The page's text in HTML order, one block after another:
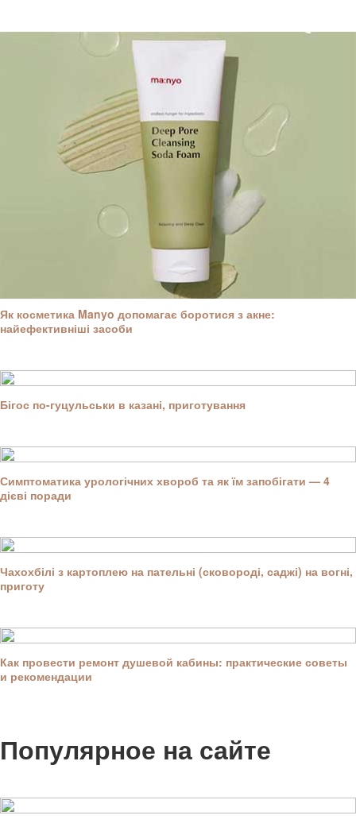
Як косметика Manyo допомагає боротися з акне:
найефективніші засоби
Бігос по-гуцульськи в казані, приготування
Симптоматика урологічних хвороб та як їм запобігати — 4
дієві поради
Чахохбілі з картоплею на пательні (сковороді, саджі) на вогні,
приготу
Как провести ремонт душевой кабины: практические советы
и рекомендации
Популярное на сайте